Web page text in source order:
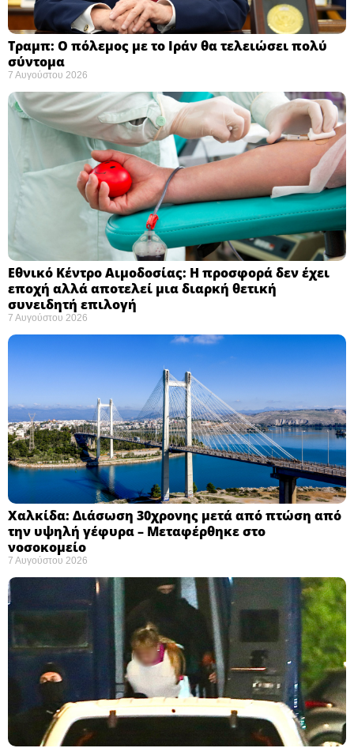
Τραμπ: Ο πόλεμος με το Ιράν θα τελειώσει πολύ
σύντομα ​
7 Αυγούστου 2026
Εθνικό Κέντρο Αιμοδοσίας: H προσφορά δεν έχει
εποχή αλλά αποτελεί μια διαρκή θετική
συνειδητή επιλογή ​
7 Αυγούστου 2026
Χαλκίδα: Διάσωση 30χρονης μετά από πτώση από
την υψηλή γέφυρα – Μεταφέρθηκε στο
νοσοκομείο ​
7 Αυγούστου 2026